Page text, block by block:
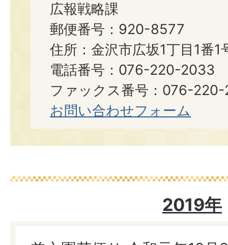
広報戦略課
郵便番号：920-8577
住所：金沢市広坂1丁目1番1
電話番号：076-220-2033
ファックス番号：076-
お問い合わせフォーム
2019年